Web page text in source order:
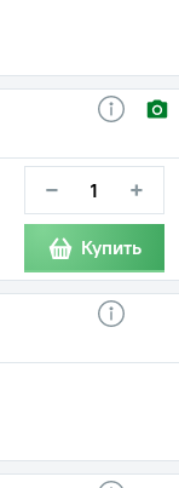
− +
Купить